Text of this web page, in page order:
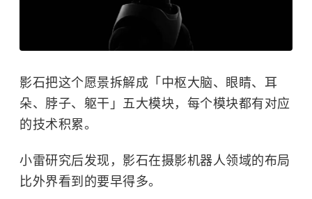
影石把这个愿景拆解成「中枢大脑、眼睛、耳
朵、脖子、躯干」五大模块，每个模块都有对应
的技术积累。
小雷研究后发现，影石在摄影机器人领域的布局
比外界看到的要早得多。